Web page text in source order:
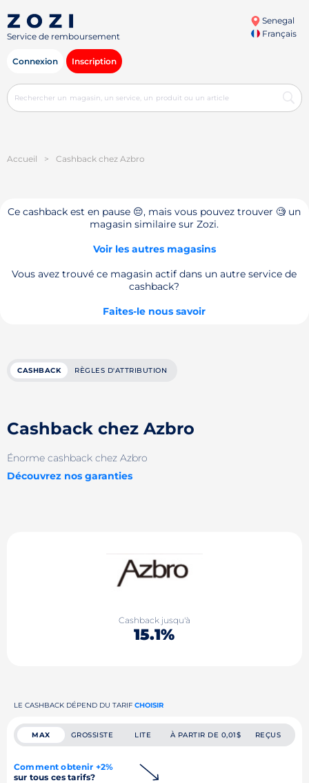
Service de remboursement
Senegal
Français
Connexion Inscription
Accueil > Cashback chez Azbro
Ce cashback est en pause 😔, mais vous pouvez trouver 🧐 un
magasin similaire sur Zozi.
Voir les autres magasins
Vous avez trouvé ce magasin actif dans un autre service de
cashback?
Faites-le nous savoir
CASHBACK RÈGLES D'ATTRIBUTION
Cashback chez Azbro
Énorme cashback chez Azbro
Découvrez nos garanties
Cashback jusqu'à
15.1%
LE CASHBACK DÉPEND DU TARIF CHOISIR
MAX GROSSISTE LITE À PARTIR DE 0,01$ REÇUS
Comment obtenir +2%
sur tous ces tarifs?